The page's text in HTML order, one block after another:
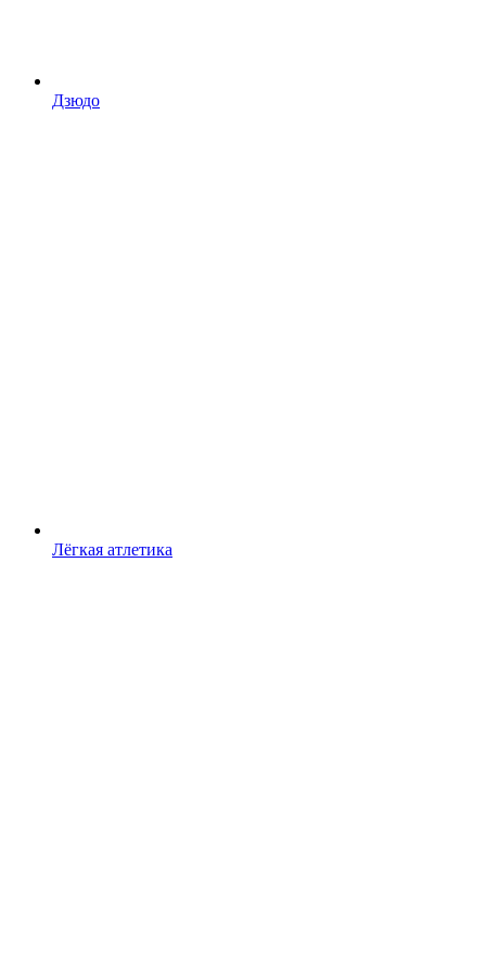
Дзюдо
Лёгкая атлетика